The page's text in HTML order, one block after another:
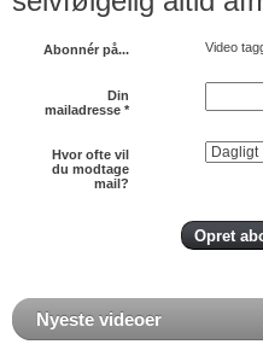
Abonnér på... Video
Din
mailadresse *
Hvor ofte vil
du modtage
mail?
Nyeste videoer